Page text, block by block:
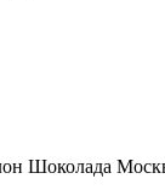
Шоколада